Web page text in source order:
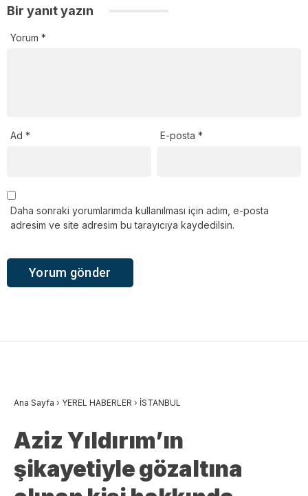
Bir yanıt yazın
Yorum *
Ad * E-posta*
Daha sonraki yorumlarımda kullanılması için adım, e-posta
adresim ve site adresim bu tarayıcıya kaydedilsin.
Ana Sayfa › YEREL HABERLER › İSTANBUL
Aziz Yıldırım’ın
şikayetiyle gözaltına